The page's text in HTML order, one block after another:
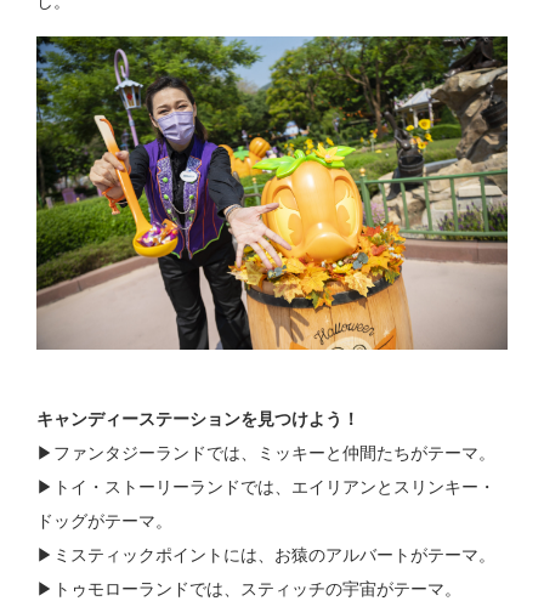
キャンディーステーションを見つけよう！
▶︎ファンタジーランドでは、ミッキーと仲間たちがテーマ。
▶︎トイ・ストーリーランドでは、エイリアンとスリンキー・
ドッグがテーマ。
▶︎ミスティックポイントには、お猿のアルバートがテーマ。
▶︎トゥモローランドでは、スティッチの宇宙がテーマ。